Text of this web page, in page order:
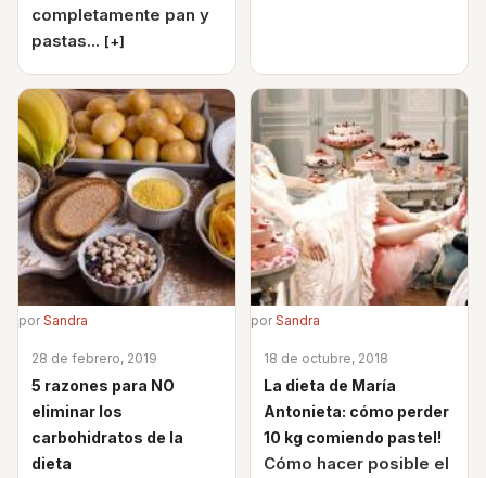
completamente pan y
pastas... [+]
porSandra
28 de febrero, 2019
5 razones para NO
eliminar los
carbohidratos de la
dieta
porSandra
18 de octubre, 2018
La dieta de María
Antonieta: cómo perder
10 kg comiendo pastel!
Cómo hacer posible el